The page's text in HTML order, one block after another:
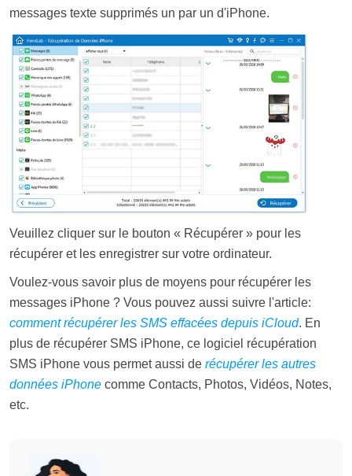
messages texte supprimés un par un d'iPhone.
Veuillez cliquer sur le bouton « Récupérer » pour les
récupérer et les enregistrer sur votre ordinateur.
Voulez-vous savoir plus de moyens pour récupérer les
messages iPhone ? Vous pouvez aussi suivre l'article:
comment récupérer les SMS effacées depuis iCloud. En
plus de récupérer SMS iPhone, ce logiciel récupération
SMS iPhone vous permet aussi derécupérer les autres
données iPhone comme Contacts, Photos, Vidéos, Notes,
etc.